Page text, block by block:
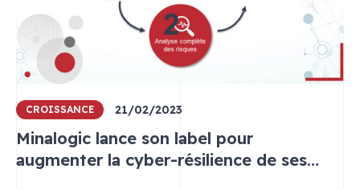
CROISSANCE 21/02/2023
Minalogic lance son label pour
augmenter la cyber-résilience de ses